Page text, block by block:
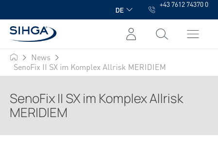
DE
+43 7612 74370 0
SIHGA News
SenoFix II SX im Komplex Allrisk MERIDIEM
SenoFix II SX im Komplex Allrisk
MERIDIEM